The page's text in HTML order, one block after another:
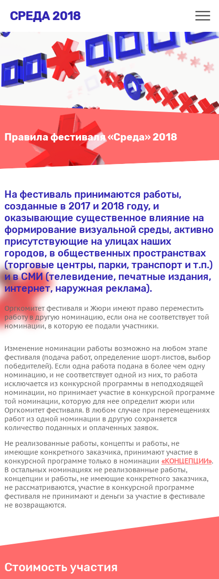
СРЕДА 2018
Правила фестиваля «Среда» 2018
На фестиваль принимаются работы,
созданные в 2017 и 2018 году, и
оказывающие существенное влияние на
формирование визуальной среды, активно
присутствующие на улицах наших
городов, в общественных пространствах
(торговые центры, парки, транспорт и т.п.)
и в СМИ (телевидение, печатные издания,
интернет, наружная реклама).
Оргкомитет фестиваля и Жюри имеют право переместить
работу в другую номинацию, если она не соответствует той
номинации, в которую ее подали участники.
Изменение номинации работы возможно на любом этапе
фестиваля (подача работ, определение шорт-листов, выбор
победителей). Если одна работа подана в более чем одну
номинацию, и не соответствует одной из них, то работа
исключается из конкурсной программы в неподходящей
номинации, но принимает участие в конкурсной программе
той номинации, которую для нее определит жюри или
Оргкомитет фестиваля. В любом случае при перемещениях
работ из одной номинации в другую сохраняется
количество поданных и оплаченных заявок.
Не реализованные работы, концепты и работы, не
имеющие конкретного заказчика, принимают участие в
конкурсной программе только в номинации «КОНЦЕПЦИИ».
В остальных номинациях не реализованные работы,
концепции и работы, не имеющие конкретного заказчика,
не рассматриваются, участие в конкурсной программе
фестиваля не принимают и деньги за участие в фестивале
не возвращаются.
Стоимость участия